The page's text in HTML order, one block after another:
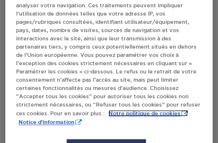
MARNE
Villes
ATBIR ALI CHAMPIGNY SUR MARNE
148 AVE MAURICE THOREZ
94500CHAMPIGNY SUR MARNE
S'Y RENDRE
analyser votre navigation. Ces traitements peuvent impliquer
l’utilisation de données telles que votre adresse IP, vos
pages/rubriques consultées, identifiant utilisateur/équipement,
pays, dates, nombre de visites, sources de navigation et vos
interactions avec le site, ainsi que leur transmission à des
partenaires tiers, y compris ceux potentiellement situés en dehors
de l’Union européenne. Vous pouvez paramétrer vos choix à
l’exception des cookies strictement nécessaires en cliquant sur «
Paramétrer les cookies » ci-dessous. Le refus ou le retrait de votre
consentement n’affecte pas l’accès au site, mais peut limiter
certaines fonctionnalités ou mesures d’audience. Choisissez
“Accepter tous les cookies” pour autoriser tous les cookies non
strictement nécessaires, ou “Refuser tous les cookies” pour refuser
ces cookies. Pour en savoir plus :
Notre politique de cookies
Notice d'information